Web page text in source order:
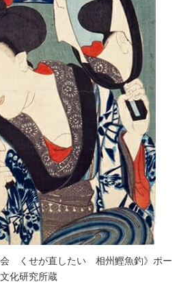
会 くせが直したい 相州鰹魚釣》ポー
化研究所蔵